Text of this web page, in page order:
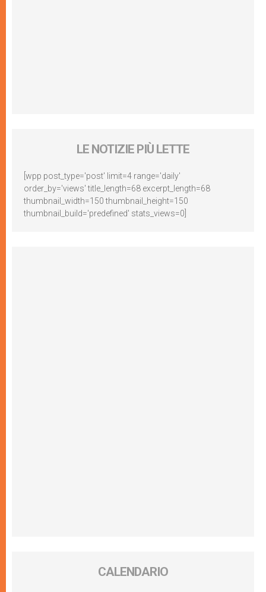
LE NOTIZIE PIÙ LETTE
[wpp post_type='post' limit=4 range='daily'
order_by='views' title_length=68 excerpt_length=68
thumbnail_width=150 thumbnail_height=150
thumbnail_build='predefined' stats_views=0]
CALENDARIO